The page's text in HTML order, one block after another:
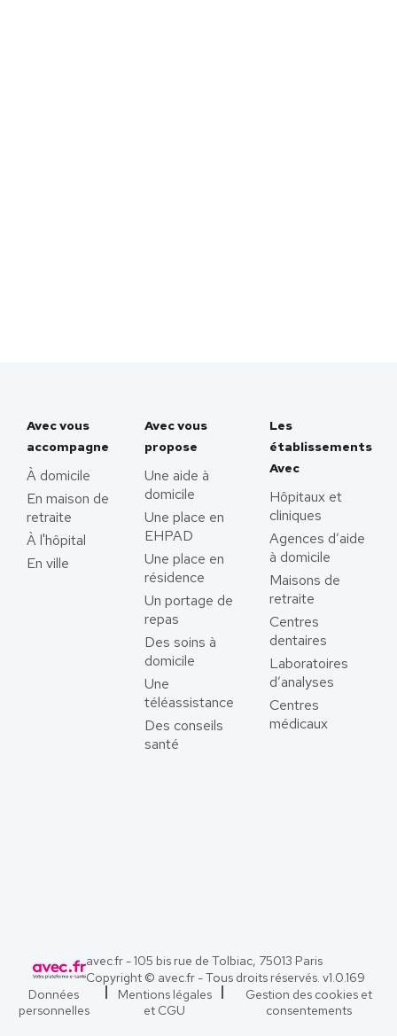
Avec vous
accompagne
À domicile
En maison de
retraite
À l'hôpital
En ville
Avec vous
propose
Une aide à
domicile
Une place en
EHPAD
Une place en
résidence
Un portage de
repas
Des soins à
domicile
Une
téléassistance
Des conseils
santé
Les
établissements
Avec
Hôpitaux et
cliniques
Agences d’aide
à domicile
Maisons de
retraite
Centres
dentaires
Laboratoires
d’analyses
Centres
médicaux
avec.fr - 105 bis rue de Tolbiac, 75013 Paris
Copyright © avec.fr - Tous droits réservés. v1.0.169
Données
personnelles
Mentions légales
et CGU
Gestion des cookies et
consentements